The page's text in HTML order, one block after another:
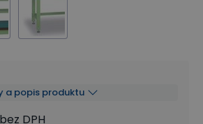
a popis produktu
bez DPH